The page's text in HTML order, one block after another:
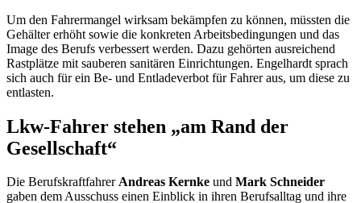
Um den Fahrermangel wirksam bekämpfen zu können, müssten die
Gehälter erhöht sowie die konkreten Arbeitsbedingungen und das
Image des Berufs verbessert werden. Dazu gehörten ausreichend
Rastplätze mit sauberen sanitären Einrichtungen. Engelhardt sprach
sich auch für ein Be- und Entladeverbot für Fahrer aus, um diese zu
entlasten.
Lkw-Fahrer stehen „am Rand der
Gesellschaft“
Die BerufskraftfahrerAndreas Kernke und Mark Schneider
gaben dem Ausschuss einen Einblick in ihren Berufsalltag und ihre